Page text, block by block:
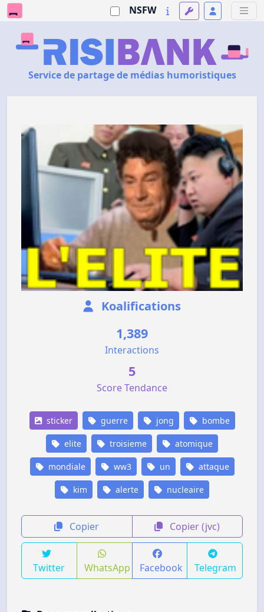
NSFW
Service de partage de médias humoristiques
Koalifications
1,389
Interactions
5
Score Tendance
sticker guerre jong bombe
elite troisieme atomique
mondiale ww3 un attaque
kim alerte nucleaire
Copier Copier (jvc)
Twitter WhatsApp Facebook Telegram